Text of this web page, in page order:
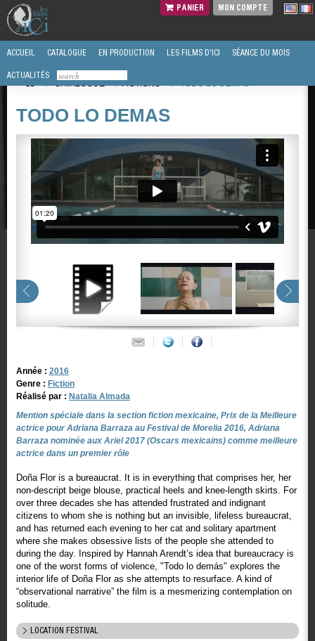
PANIER MON COMPTE
ACCUEIL CATALOGUE EN PRODUCTION LES FILMS D'ICI SÉANCE DU MOIS
ACTUALITÉS
/
CATALOGUE / FICTIONS / TODO LO DEMAS
TODO LO DEMAS
Année : 2016
Genre : Fiction
Réalisé par : Natalia Almada
Mention spéciale dans la section fiction mexicaine, Prix de la Meilleure
actrice pour Adriana Barraza au Festival de Morelia 2016, Adriana
Barraza nominée aux Ariel 2017 (Oscars mexicains) comme meilleure
actrice dans un premier rôle
Doña Flor is a bureaucrat. It is in everything that comprises her, her
non-descript beige blouse, practical heels and knee-length skirts. For
over three decades she has attended frustrated and indignant
citizens to whom she is nothing but an invisible, lifeless bureaucrat,
and has returned each evening to her cat and solitary apartment
where she makes obsessive lists of the people she attended to
during the day. Inspired by Hannah Arendt’s idea that bureaucracy is
one of the worst forms of violence, "Todo lo demás" explores the
interior life of Doña Flor as she attempts to resurface. A kind of
“observational narrative” the film is a mesmerizing contemplation on
solitude.
LOCATION FESTIVAL